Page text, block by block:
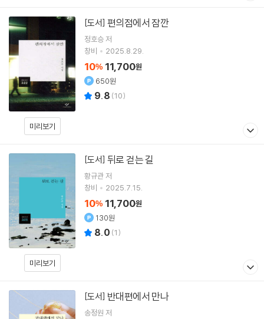
미리보기
[도서] 편의점에서 잠깐
정호승저
창비
2025.8.29.
10% 11,700원
650원
9.8 (10)
미리보기
[도서] 뒤로 걷는 길
황규관저
창비
2025.7.15.
10% 11,700원
130원
8.0 (1)
[도서] 반대편에서 만나
송정원 저